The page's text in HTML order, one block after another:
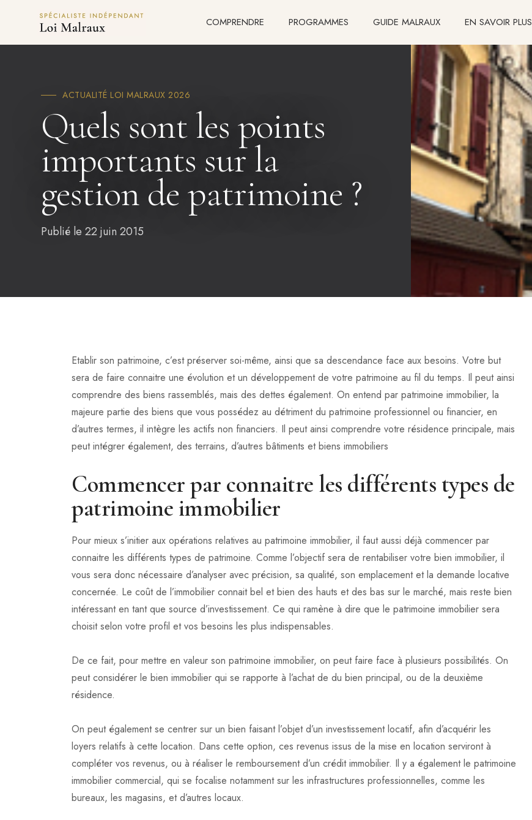
Panneau de gestion des cookies
COMPRENDRE PROGRAMMES GUIDE MALRAUX EN SAVOIR PLUS
ACTUALITÉ LOI MALRAUX 2026
Quels sont les points
importants sur la
gestion de patrimoine ?
Publié le 22 juin 2015
Etablir son patrimoine, c’est préserver soi-même, ainsi que sa descendance face aux besoins. Votre but
sera de faire connaitre une évolution et un développement de votre patrimoine au fil du temps. Il peut ainsi
comprendre des biens rassemblés, mais des dettes également. On entend par patrimoine immobilier, la
majeure partie des biens que vous possédez au détriment du patrimoine professionnel ou financier, en
d’autres termes, il intègre les actifs non financiers. Il peut ainsi comprendre votre résidence principale, mais
peut intégrer également, des terrains, d’autres bâtiments et biens immobiliers
Commencer par connaitre les différents types de
patrimoine immobilier
Pour mieux s’initier aux opérations relatives au patrimoine immobilier, il faut aussi déjà commencer par
connaitre les différents types de patrimoine. Comme l’objectif sera de rentabiliser votre bien immobilier, il
vous sera donc nécessaire d’analyser avec précision, sa qualité, son emplacement et la demande locative
concernée. Le coût de l’immobilier connait bel et bien des hauts et des bas sur le marché, mais reste bien
intéressant en tant que source d’investissement. Ce qui ramène à dire que le patrimoine immobilier sera
choisit selon votre profil et vos besoins les plus indispensables.
De ce fait, pour mettre en valeur son patrimoine immobilier, on peut faire face à plusieurs possibilités. On
peut considérer le bien immobilier qui se rapporte à l’achat de du bien principal, ou de la deuxième
résidence.
On peut également se centrer sur un bien faisant l’objet d’un investissement locatif, afin d’acquérir les
loyers relatifs à cette location. Dans cette option, ces revenus issus de la mise en location serviront à
compléter vos revenus, ou à réaliser le remboursement d’un crédit immobilier. Il y a également le patrimoine
immobilier commercial, qui se focalise notamment sur les infrastructures professionnelles, comme les
bureaux, les magasins, et d’autres locaux.